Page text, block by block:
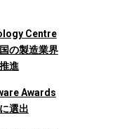
Centre
の製造業界
進
Awards
選出